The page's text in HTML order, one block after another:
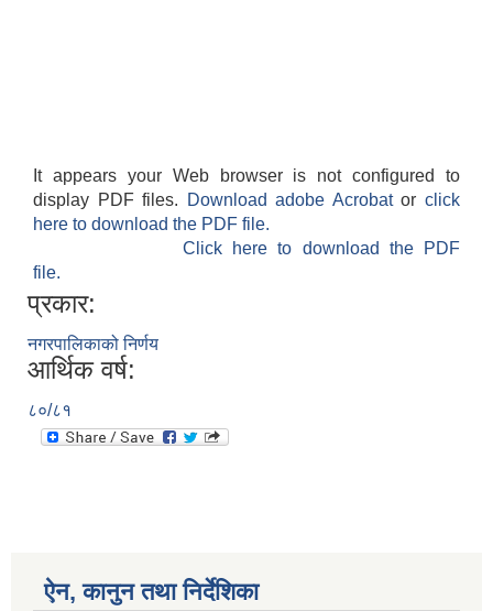
It appears your Web browser is not configured to
display PDF files.
Download adobe Acrobatorclick
here to download the PDF file.
Click here to download the PDF
file.
प्रकार:
नगरपालिकाको निर्णय
आर्थिक वर्ष:
८०/८१
ऐन, कानुन तथा निर्देशिका